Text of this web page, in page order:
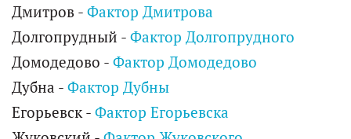
Дмитров - Фактор Дмитрова
Долгопрудный - Фактор Долгопрудного
Домодедово - Фактор Домодедово
Дубна - Фактор Дубны
Егорьевск - Фактор Егорьевска